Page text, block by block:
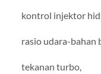
kontrol injektor
rasio udara-bahan
tekanan turbo,